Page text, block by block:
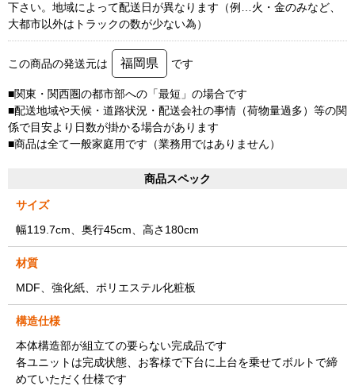
下さい。地域によって配送日が異なります（例…火・金のみなど、
大都市以外はトラックの数が少ない為）
この商品の発送元は 福岡県 です
■関東・関西圏の都市部への「最短」の場合です
■配送地域や天候・道路状況・配送会社の事情（荷物量過多）等の関
係で目安より日数が掛かる場合があります
■商品は全て一般家庭用です（業務用ではありません）
商品スペック
サイズ
幅119.7cm、奥行45cm、高さ180cm
材質
MDF、強化紙、ポリエステル化粧板
構造仕様
本体構造部が組立ての要らない完成品です
各ユニットは完成状態、お客様で下台に上台を乗せてボルトで締
めていただく仕様です